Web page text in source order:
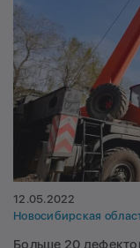
12.05.2022
Новосибирская
Больше 20